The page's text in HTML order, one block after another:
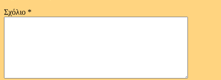
Σχόλιο *